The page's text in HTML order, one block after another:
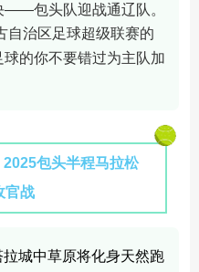
——包头队迎战通辽队。
自治区足球超级联赛的
的你不要错过为主队加
包头半程马拉松
官战
城中草原将化身天然跑